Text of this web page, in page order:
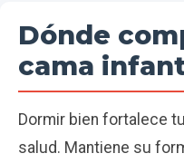
Dónde
cama
Dormir bien fortalece
salud. Mantiene su